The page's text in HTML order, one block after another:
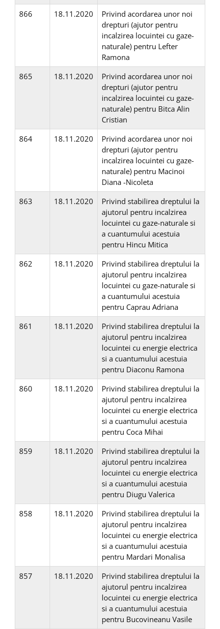
866 18.11.2020
Privind acordarea unor noi
drepturi (ajutor pentru
incalzirea locuintei cu gaze-
naturale) pentru Lefter
Ramona
865
18.11.2020
Privind acordarea unor noi
drepturi (ajutor pentru
incalzirea locuintei cu gaze-
naturale) pentru Bitca Alin
Cristian
864
18.11.2020
Privind acordarea unor noi
drepturi (ajutor pentru
incalzirea locuintei cu gaze-
naturale) pentru Macinoi
Diana -Nicoleta
863
18.11.2020
Privind stabilirea dreptului la
ajutorul pentru incalzirea
locuintei cu gaze-naturale si
a cuantumului acestuia
pentru Hincu Mitica
862
18.11.2020
Privind stabilirea dreptului la
ajutorul pentru incalzirea
locuintei cu gaze-naturale si
a cuantumului acestuia
pentru Caprau Adriana
861
18.11.2020
Privind stabilirea dreptului la
ajutorul pentru incalzirea
locuintei cu energie electrica
si a cuantumului acestuia
pentru Diaconu Ramona
860
18.11.2020
Privind stabilirea dreptului la
ajutorul pentru incalzirea
locuintei cu energie electrica
si a cuantumului acestuia
pentru Coca Mihai
859
18.11.2020
Privind stabilirea dreptului la
ajutorul pentru incalzirea
locuintei cu energie electrica
si a cuantumului acestuia
pentru Diugu Valerica
858
18.11.2020
Privind stabilirea dreptului la
ajutorul pentru incalzirea
locuintei cu energie electrica
si a cuantumului acestuia
pentru Mardari Monalisa
857
18.11.2020
Privind stabilirea dreptului la
ajutorul pentru incalzirea
locuintei cu energie electrica
si a cuantumului acestuia
pentru Bucovineanu Vasile